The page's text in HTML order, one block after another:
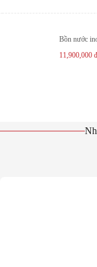
Bồn nước
11,900,000đ